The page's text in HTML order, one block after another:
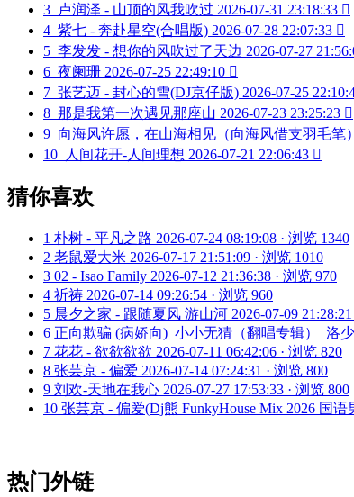
3 卢润泽 - 山顶的风我吹过 2026-07-31 23:18:33 
4 紫七 - 奔赴星空(合唱版) 2026-07-28 22:07:33 
5 李发发 - 想你的风吹过了天边 2026-07-27
6 夜阑珊 2026-07-25 22:49:10 
7 张艺迈 - 封心的雪(DJ京仔版) 2026-07-25
8 那是我第一次遇见那座山 2026-07-23 23:25:23 
9 向海风许愿，在山海相见（向海风借支羽毛
10
人间花开-人间理想 2026-07-21 22:06:43 
猜你喜欢
1 朴树 - 平凡之路 2026-07-24 08:19:08 · 浏览 1340
2 老鼠爱大米 2026-07-17 21:51:09 · 浏览 1010
3 02 - Isao Family 2026-07-12 21:36:38 · 浏览 970
4 祈祷 2026-07-14 09:26:54 · 浏览 960
5 晨夕之家 - 跟随夏风 游山河 2026-07-09
6 正向欺骗 (病娇向)_小小无猜（翻唱专辑）_洛
7 花花 - 欲欲欲欲 2026-07-11 06:42:06 · 浏览 820
8 张芸京 - 偏爱 2026-07-14 07:24:31 · 浏览 800
9 刘欢-天地在我心 2026-07-27 17:53:33 · 浏览 800
10 张芸京 - 偏爱(Dj熊 FunkyHouse Mix 2026 国语
热门外链